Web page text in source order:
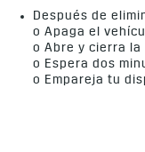
Después de
o Apaga el
o Abre y cierra
o Espera dos
o Empareja tu